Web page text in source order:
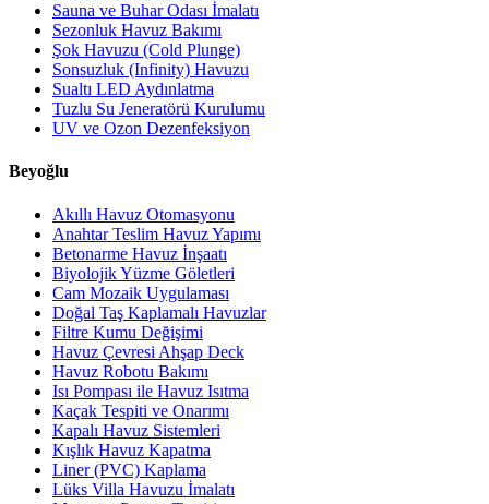
Sauna ve Buhar Odası İmalatı
Sezonluk Havuz Bakımı
Şok Havuzu (Cold Plunge)
Sonsuzluk (Infinity) Havuzu
Sualtı LED Aydınlatma
Tuzlu Su Jeneratörü Kurulumu
UV ve Ozon Dezenfeksiyon
Beyoğlu
Akıllı Havuz Otomasyonu
Anahtar Teslim Havuz Yapımı
Betonarme Havuz İnşaatı
Biyolojik Yüzme Göletleri
Cam Mozaik Uygulaması
Doğal Taş Kaplamalı Havuzlar
Filtre Kumu Değişimi
Havuz Çevresi Ahşap Deck
Havuz Robotu Bakımı
Isı Pompası ile Havuz Isıtma
Kaçak Tespiti ve Onarımı
Kapalı Havuz Sistemleri
Kışlık Havuz Kapatma
Liner (PVC) Kaplama
Lüks Villa Havuzu İmalatı